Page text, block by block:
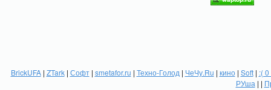
BrickUFA| ZTark| Софт| smetafor.ru | Техно-Голод | ЧеЧу.Ru | кино| Soft| :(
РУша | |